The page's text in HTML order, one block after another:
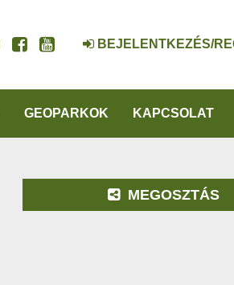
BEJELENTKEZÉS/
GEOPARKOK KAPCSOLAT
MEGOSZTÁS